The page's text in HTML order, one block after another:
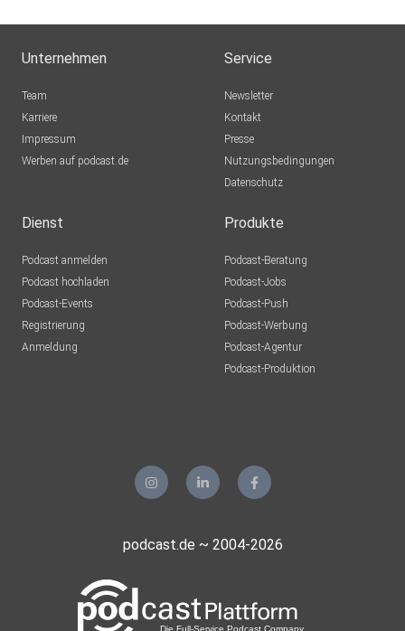
Unternehmen
Team
Karriere
Impressum
Werben auf podcast.de
Service
Newsletter
Kontakt
Presse
Nutzungsbedingungen
Datenschutz
Dienst
Podcast anmelden
Podcast hochladen
Podcast-Events
Registrierung
Anmeldung
Produkte
Podcast-Beratung
Podcast-Jobs
Podcast-Push
Podcast-Werbung
Podcast-Agentur
Podcast-Produktion
podcast.de ~ 2004-2026